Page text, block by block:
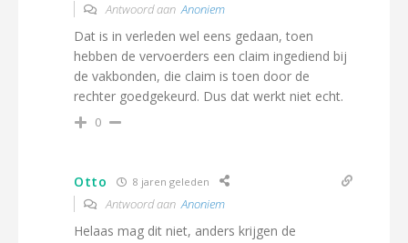
Antwoord aanAnoniem
Dat is in verleden wel eens gedaan, toen
hebben de vervoerders een claim ingediend bij
de vakbonden, die claim is toen door de
rechter goedgekeurd. Dus dat werkt niet echt.
0
Otto 8 jaren geleden
Antwoord aanAnoniem
Helaas mag dit niet, anders krijgen de